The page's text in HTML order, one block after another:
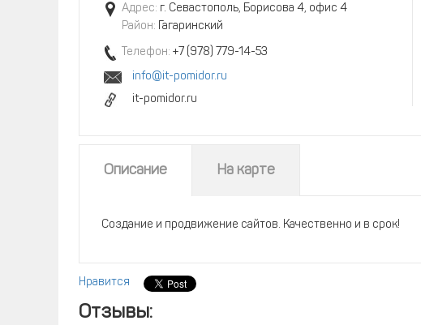
Адрес: г. Севастополь, Борисова 4, офис 4
Район: Гагаринский
Телефон: +7 (978) 779-14-53
info@it-pomidor.ru
it-pomidor.ru
Описание На карте
Создание и продвижение сайтов. Качественно и в срок!
Нравится
Отзывы: